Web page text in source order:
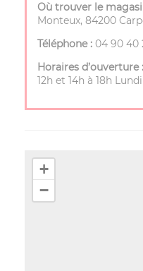
Où trouver le
Monteux, 84200
Téléphone : 04 90 40
Horaires d’ouverture :
12h et 14h à 18h
+
−